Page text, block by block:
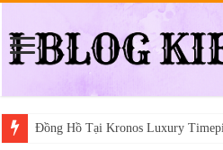
Đồng Hồ Tại Kronos Luxury